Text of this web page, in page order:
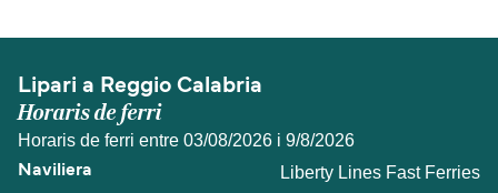
Lipari a Reggio Calabria
Horaris de ferri
Horaris de ferri entre 03/08/2026 i 9/8/2026
Liberty Lines Fast Ferries